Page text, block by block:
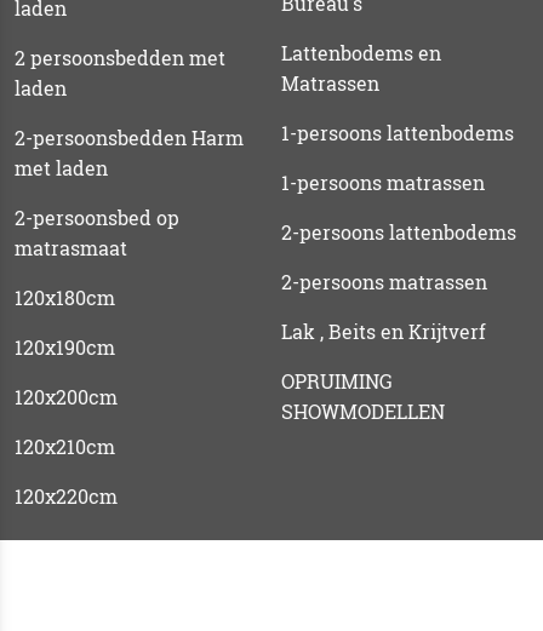
laden
2 persoonsbedden met
laden
2-persoonsbedden Harm
met laden
2-persoonsbed op
matrasmaat
120x180cm
120x190cm
120x200cm
120x210cm
120x220cm
Lattenbodems en
Matrassen
1-persoons lattenbodems
1-persoons matrassen
2-persoons lattenbodems
2-persoons matrassen
Lak , Beits en Krijtverf
OPRUIMING
SHOWMODELLEN